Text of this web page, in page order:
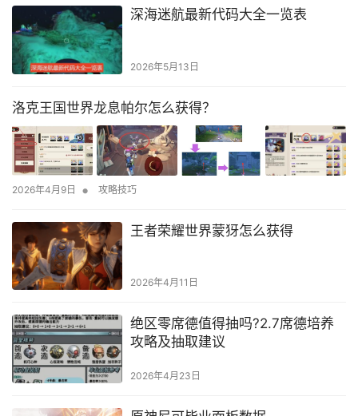
深海迷航最新代码大全一览表
2026年5月13日
洛克王国世界龙息帕尔怎么获得？
2026年4月9日 • 攻略技巧
王者荣耀世界蒙犽怎么获得
2026年4月11日
绝区零席德值得抽吗?2.7席德培养
攻略及抽取建议
2026年4月23日